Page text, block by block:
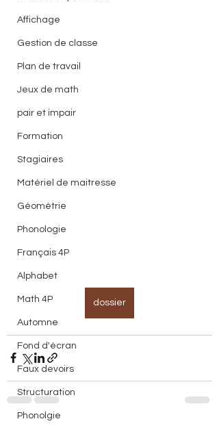
Affichage
Gestion de classe
Plan de travail
Jeux de math
pair et impair
Formation
Stagiaires
Matériel de maitresse
Géométrie
Phonologie
Français 4P
Alphabet
Math 4P
Automne
Fond d'écran
Faux devoirs
Structuration
Phonolgie
dossier